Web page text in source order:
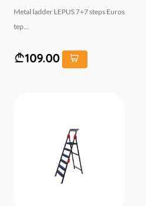
Metal ladder LEPUS 7+7 steps Euros
tep...
109.00